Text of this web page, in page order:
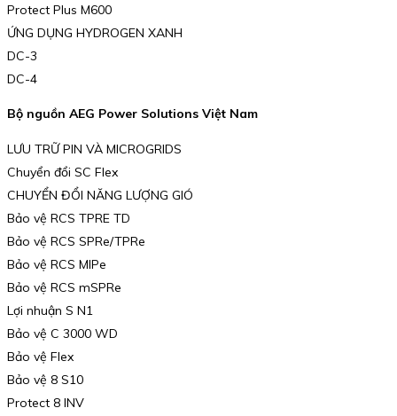
Protect Plus M600
ỨNG DỤNG HYDROGEN XANH
DC-3
DC-4
Bộ nguồn AEG Power Solutions Việt Nam
LƯU TRỮ PIN VÀ MICROGRIDS
Chuyển đổi SC Flex
CHUYỂN ĐỔI NĂNG LƯỢNG GIÓ
Bảo vệ RCS TPRE TD
Bảo vệ RCS SPRe/TPRe
Bảo vệ RCS MIPe
Bảo vệ RCS mSPRe
Lợi nhuận S N1
Bảo vệ C 3000 WD
Bảo vệ Flex
Bảo vệ 8 S10
Protect 8 INV